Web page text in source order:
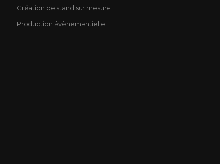
Création de stand sur mesure
Production évènementielle